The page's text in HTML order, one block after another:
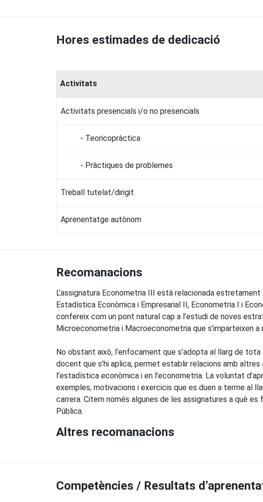
Hores estimades de dedicació
Activitats
Activitats presencials i/o no presencials
- Teoricopràctica
- Pràctiques de problemes
Treball tutelat/dirigit
Aprenentatge autònom
Recomanacions
L’assignatura Econometria III està relacionada
Estadística Econòmica i Empresarial II, Econometria I i
confereix com un pont natural cap a l’estudi de noves
Microeconometria i Macroeconometria que s’imparteixen a
No obstant això, l’enfocament que s’adopta al llarg de
docent que s’hi aplica, permet establir relacions amb
l’estadística econòmica i en l’econometria. La voluntat
exemples, motivacions i exercicis que es duen a terme al
carrera. Citem només algunes de les assignatures a què
Pública.
Altres recomanacions
Competències / Resultats